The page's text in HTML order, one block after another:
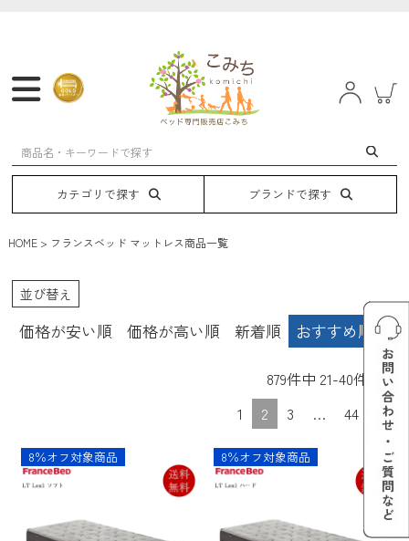
マットレス フレーム ベッド 電動ベッド
カテゴリで探す ブランドで探す
HOME フランスベッド マットレス商品一覧
並び替え
価格が安い順 価格が高い順 新着順 おすすめ順
879件中 21-40件表示
1
2 3 … 44
8％オフ対象商品 8％オフ対象商品